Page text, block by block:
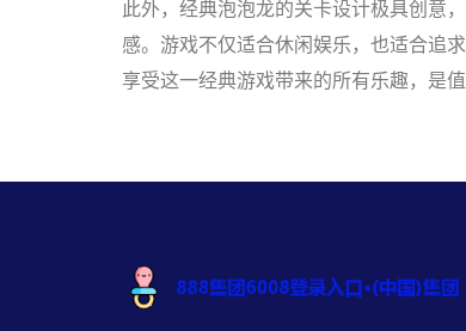
此外，经典泡泡龙的关卡设计极具创意
感。游戏不仅适合休闲娱乐，也适合追
享受这一经典游戏带来的所有乐趣，是